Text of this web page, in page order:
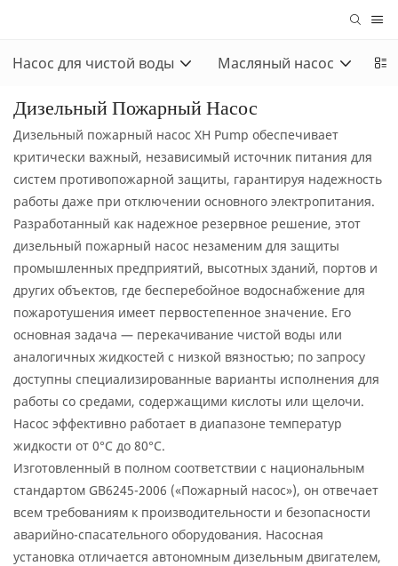
Насос для чистой воды Масляный насос
Дизельный Пожарный Насос
Дизельный пожарный насос XH Pump обеспечивает
критически важный, независимый источник питания для
систем противопожарной защиты, гарантируя надежность
работы даже при отключении основного электропитания.
Разработанный как надежное резервное решение, этот
дизельный пожарный насос незаменим для защиты
промышленных предприятий, высотных зданий, портов и
других объектов, где бесперебойное водоснабжение для
пожаротушения имеет первостепенное значение. Его
основная задача — перекачивание чистой воды или
аналогичных жидкостей с низкой вязностью; по запросу
доступны специализированные варианты исполнения для
работы со средами, содержащими кислоты или щелочи.
Насос эффективно работает в диапазоне температур
жидкости от 0°C до 80°C.
Изготовленный в полном соответствии с национальным
стандартом GB6245-2006 («Пожарный насос»), он отвечает
всем требованиям к производительности и безопасности
аварийно-спасательного оборудования. Насосная
установка отличается автономным дизельным двигателем,